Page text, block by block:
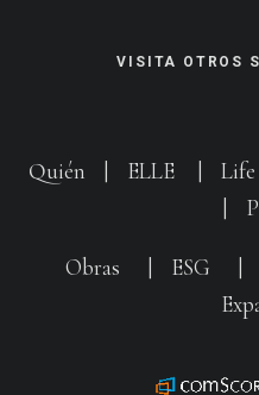
VISITA OTROS
Quién ELLE Life
Obras ESG